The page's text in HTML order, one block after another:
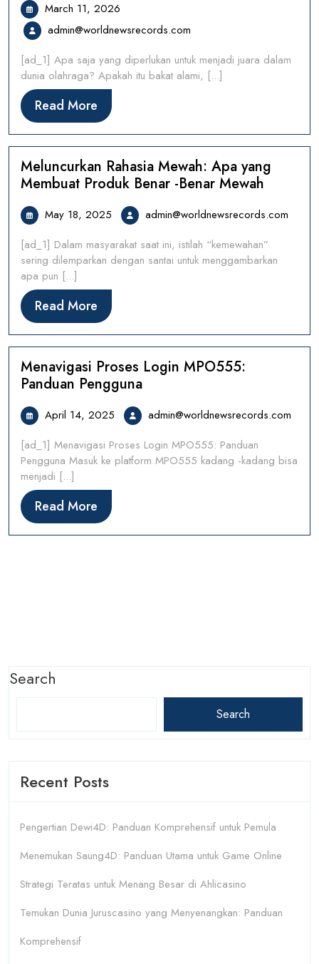
March 11, 2026
admin@worldnewsrecords.com
[ad_1] Apa saja yang diperlukan untuk menjadi juara dalam
dunia olahraga? Apakah itu bakat alami, [...]
Read More Read
More
Meluncurkan Rahasia Mewah: Apa yang
Membuat Produk Benar -Benar Mewah
May 18, 2025 May
2025
admin@worldnewsrecords.com
[ad_1] Dalam masyarakat saat ini, istilah “kemewahan”
sering dilemparkan dengan santai untuk menggambarkan
apa pun [...]
Read More Read
More
Menavigasi Proses Login MPO555:
Panduan Pengguna
April 14, 2025 April
2025
admin@worldnewsrecords.com
[ad_1] Menavigasi Proses Login MPO555: Panduan
Pengguna Masuk ke platform MPO555 kadang -kadang bisa
menjadi [...]
Read More Read
More
Search
Search
Recent Posts
Pengertian Dewi4D: Panduan Komprehensif untuk Pemula
Menemukan Saung4D: Panduan Utama untuk Game Online
Strategi Teratas untuk Menang Besar di Ahlicasino
Temukan Dunia Juruscasino yang Menyenangkan: Panduan
Komprehensif